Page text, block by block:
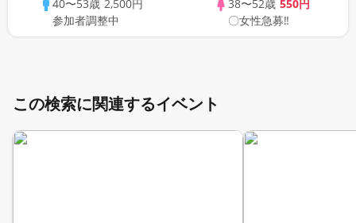
PARTY!!40〜53歳 2,500円
参加者調整中
38〜52歳 550円
〇女性急募‼
この検索に関連するイベント